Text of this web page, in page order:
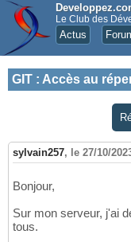
Le Club des
Actus
GIT : Accès au
sylvain257, le 27/10/
Bonjour,
Sur mon serveur, j'ai
tous.